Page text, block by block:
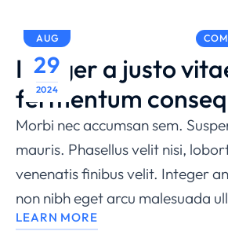
AUG
29
2024
Integer a justo
fermentum
Morbi nec accumsan sem.
mauris. Phasellus velit nisi,
venenatis finibus velit. Integer
non nibh eget arcu malesuada
LEARN MORE